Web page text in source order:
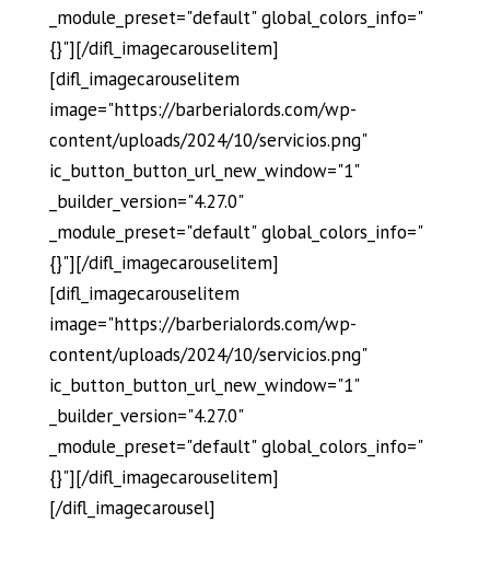
_module_preset="default" global_colors_info="
{}"][/difl_imagecarouselitem]
[difl_imagecarouselitem
image="https://barberialords.com/wp-
content/uploads/2024/10/servicios.png"
ic_button_button_url_new_window="1"
_builder_version="4.27.0"
_module_preset="default" global_colors_info="
{}"][/difl_imagecarouselitem]
[difl_imagecarouselitem
image="https://barberialords.com/wp-
content/uploads/2024/10/servicios.png"
ic_button_button_url_new_window="1"
_builder_version="4.27.0"
_module_preset="default" global_colors_info="
{}"][/difl_imagecarouselitem]
[/difl_imagecarousel]